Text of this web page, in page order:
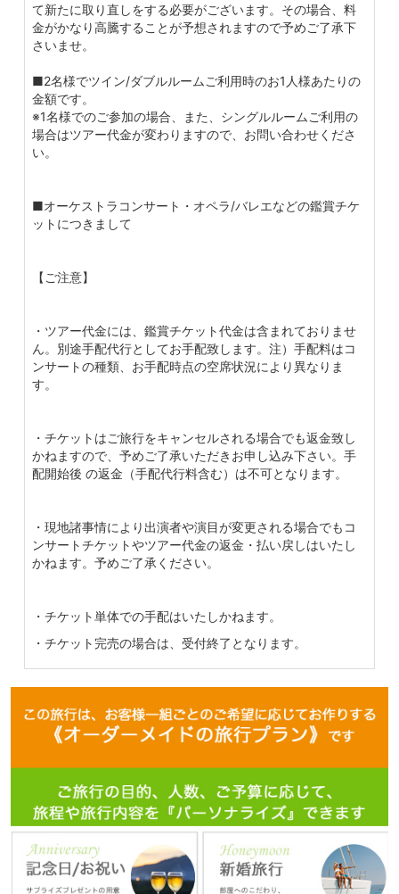
て新たに取り直しをする必要がございます。その場合、料
金がかなり高騰することが予想されますので予めご了承下
さいませ。
■2名様でツイン/ダブルルームご利用時のお1人様あたりの
金額です。
※1名様でのご参加の場合、また、シングルルームご利用の
場合はツアー代金が変わりますので、お問い合わせくださ
い。
■オーケストラコンサート・オペラ/バレエなどの鑑賞チケ
ットにつきまして
【ご注意】
・ツアー代金には、鑑賞チケット代金は含まれておりませ
ん。別途手配代行としてお手配致します。注）手配料はコ
ンサートの種類、お手配時点の空席状況により異なりま
す。
・チケットはご旅行をキャンセルされる場合でも返金致し
かねますので、予めご了承いただきお申し込み下さい。手
配開始後 の返金（手配代行料含む）は不可となります。
・現地諸事情により出演者や演目が変更される場合でもコ
ンサートチケットやツアー代金の返金・払い戻しはいたし
かねます。予めご了承ください。
・チケット単体での手配はいたしかねます。
・チケット完売の場合は、受付終了となります。